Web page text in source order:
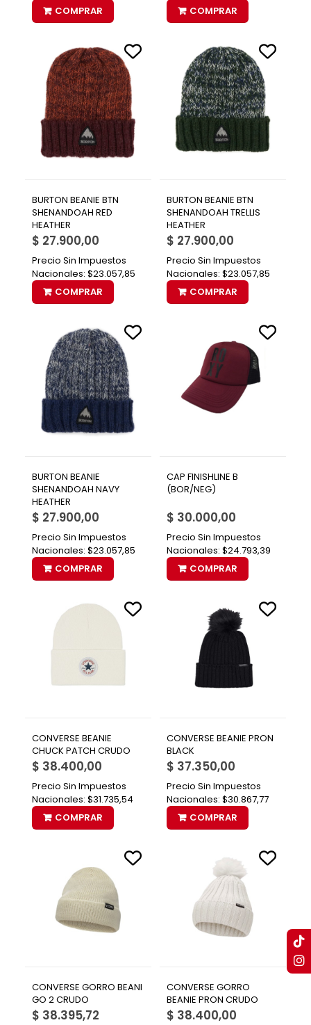
COMPRAR
COMPRAR
BURTON BEANIE BTN
SHENANDOAH RED
HEATHER
$ 27.900,00
Precio Sin Impuestos
Nacionales: $23.057,85
COMPRAR
BURTON BEANIE BTN
SHENANDOAH TRELLIS
HEATHER
$ 27.900,00
Precio Sin Impuestos
Nacionales: $23.057,85
COMPRAR
BURTON BEANIE
SHENANDOAH NAVY
HEATHER
$ 27.900,00
Precio Sin Impuestos
Nacionales: $23.057,85
COMPRAR
CAP FINISHLINE B
(BOR/NEG)
$ 30.000,00
Precio Sin Impuestos
Nacionales: $24.793,39
COMPRAR
CONVERSE BEANIE
CHUCK PATCH CRUDO
$ 38.400,00
Precio Sin Impuestos
Nacionales: $31.735,54
COMPRAR
CONVERSE BEANIE PRON
BLACK
$ 37.350,00
Precio Sin Impuestos
Nacionales: $30.867,77
COMPRAR
CONVERSE GORRO BEANI
GO 2 CRUDO
$ 38.395,72
CONVERSE GORRO
BEANIE PRON CRUDO
$ 38.400,00